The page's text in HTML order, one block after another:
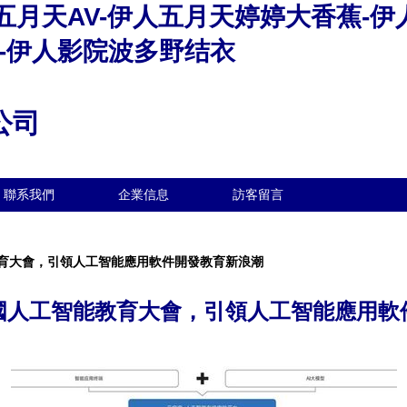
天AV-伊人五月天婷婷大香蕉-
人影院波多野结衣
司
聯系我們 企業信息 訪客留言
大會，引領人工智能應用軟件開發教育新浪潮
工智能教育大會，引領人工智能應用